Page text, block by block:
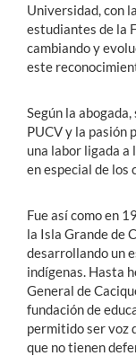
Universidad, con
estudiantes de la
cambiando y
este
Según la
PUCV y la pasión
una labor ligada a
en especial de los
Fue así como en
la Isla Grande de
desarrollando un
indígenas. Hasta
General de
fundación de
permitido ser voz
que no tienen